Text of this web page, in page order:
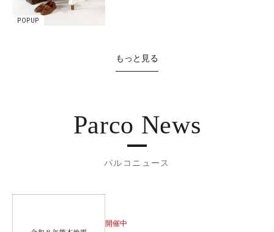
POPUP
もっと見る
Parco News
パルコニュース
開催中